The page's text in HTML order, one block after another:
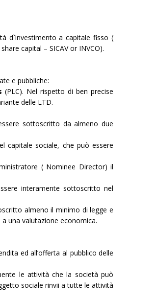
d`investimento a capitale fisso (
capital – SICAV or INVCO).
e pubbliche:
(PLC). Nel rispetto di ben precise
delle LTD.
sottoscritto da almeno due
capitale sociale, che può essere
( Nominee Director) il
interamente sottoscritto nel
almeno il minimo di legge e
una valutazione economica.
ed all’offerta al pubblico delle
le attività che la società può
sociale rinvii a tutte le attività